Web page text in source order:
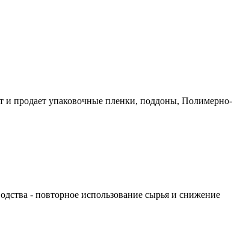
и продает упаковочные пленки, поддоны, Полимерно-
- повторное использование сырья и снижение